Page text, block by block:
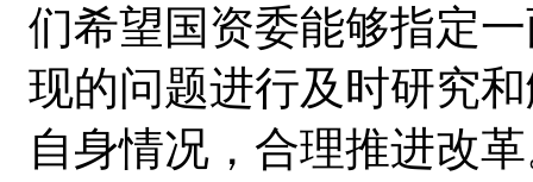
们希望国资委能够指定
现的问题进行及时研究
自身情况，合理推进改